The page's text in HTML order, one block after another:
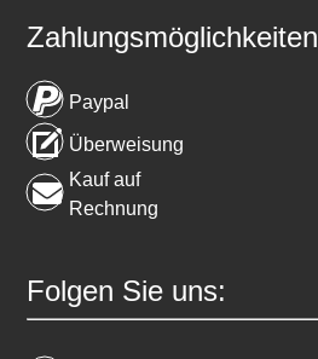
Zahlungsmöglichkeiten
Paypal
Überweisung
Kauf auf
Rechnung
Folgen Sie uns: